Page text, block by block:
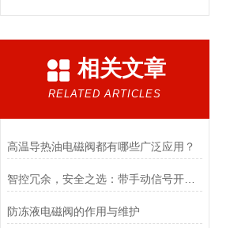
相关文章
RELATED ARTICLES
高温导热油电磁阀都有哪些广泛应用？
智控冗余，安全之选：带手动信号开关电磁阀，双模驱动的可靠保障
防冻液电磁阀的作用与维护